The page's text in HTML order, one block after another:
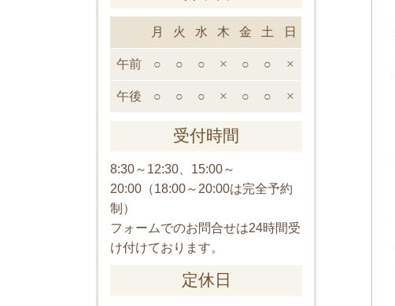
月 火 水 木 金 土 日
午前 ○ ○ ○ × ○ ○ ×
午後 ○ ○ ○ × ○ ○ ×
受付時間
8:30～12:30、15:00～
20:00（18:00～20:00は完全予約
制）
フォームでのお問合せは24時間受
け付けております。
定休日